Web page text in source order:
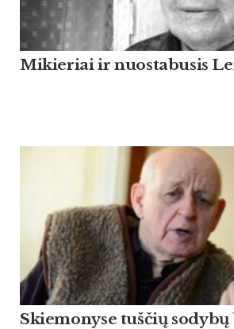
Mikieriai ir nuostabusis
Skiemonyse tuščių